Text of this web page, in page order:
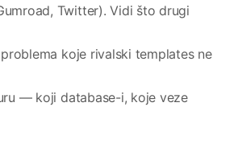
Twitter). Vidi što drugi
koje rivalski templates ne
— koji database-i, koje veze